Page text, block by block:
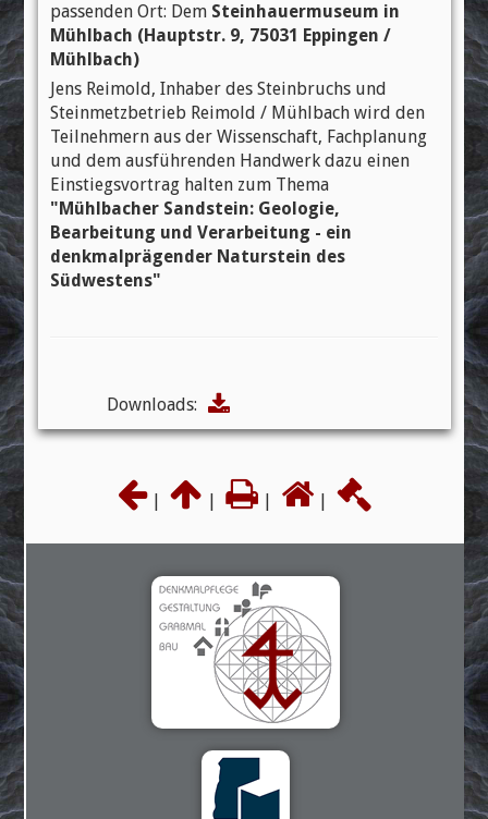
passenden Ort: Dem Steinhauermuseum in
Mühlbach (Hauptstr. 9, 75031 Eppingen /
Mühlbach)
Jens Reimold, Inhaber des Steinbruchs und
Steinmetzbetrieb Reimold / Mühlbach wird den
Teilnehmern aus der Wissenschaft, Fachplanung
und dem ausführenden Handwerk dazu einen
Einstiegsvortrag halten zum Thema
"Mühlbacher Sandstein: Geologie,
Bearbeitung und Verarbeitung - ein
denkmalprägender Naturstein des
Südwestens"
Downloads:
| | | |